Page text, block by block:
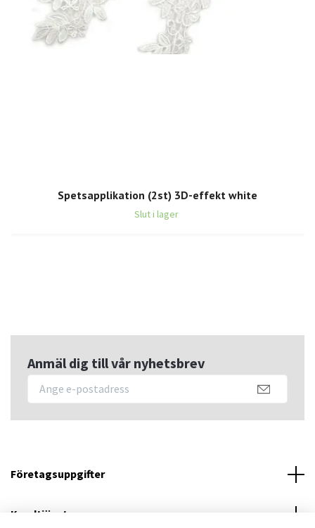
Spetsapplikation (2st) 3D-effekt white
Slut i lager
Anmäl dig till vår nyhetsbrev
Företagsuppgifter
Kundtjänst